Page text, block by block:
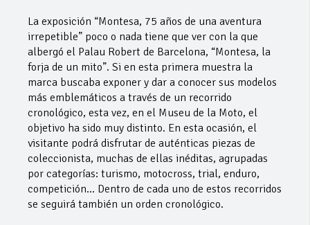
La exposición “Montesa, 75 años de una aventura
irrepetible” poco o nada tiene que ver con la que
albergó el Palau Robert de Barcelona, “Montesa, la
forja de un mito”. Si en esta primera muestra la
marca buscaba exponer y dar a conocer sus modelos
más emblemáticos a través de un recorrido
cronológico, esta vez, en el Museu de la Moto, el
objetivo ha sido muy distinto. En esta ocasión, el
visitante podrá disfrutar de auténticas piezas de
coleccionista, muchas de ellas inéditas, agrupadas
por categorías: turismo, motocross, trial, enduro,
competición… Dentro de cada uno de estos recorridos
se seguirá también un orden cronológico.